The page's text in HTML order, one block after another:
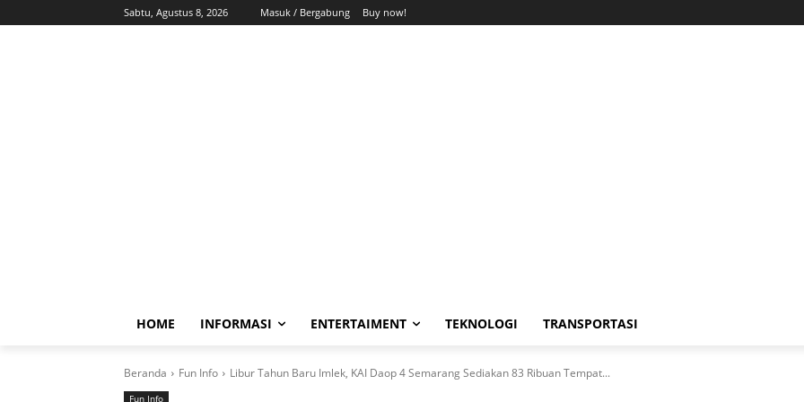
Sabtu, Agustus 8, 2026 Masuk / Bergabung Buy now!
HOME INFORMASI ENTERTAIMENT TEKNOLOGI TRANSPORTASI
Beranda Fun Info Libur Tahun Baru Imlek, KAI Daop 4 Semarang Sediakan 83 Ribuan Tempat...
Fun Info